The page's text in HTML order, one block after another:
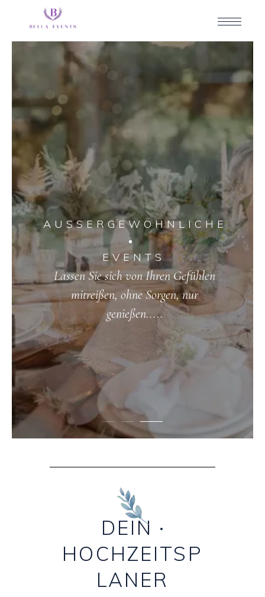
Lassen Sie sich von Ihren Gefühlen
mitreißen, ohne Sorgen, nur
genießen.....
EVENTS
AUSSERGEWÖHNLICHE
DEIN
HOCHZEITSP
LANER